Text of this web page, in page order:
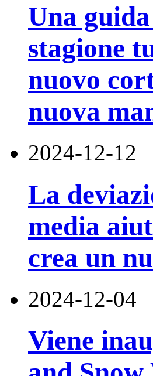
Una
stagione
nuovo
nuova
2024-12-12
La
media
crea un
2024-12-04
Viene